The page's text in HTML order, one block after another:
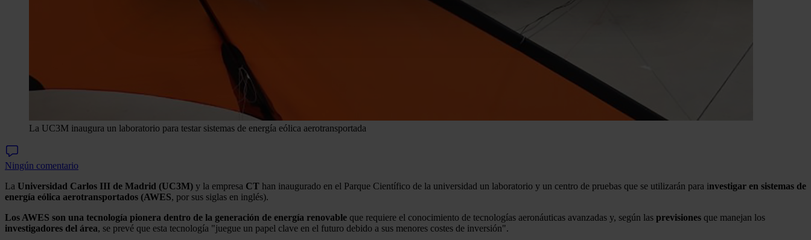
Las cookies de este sitio web se usan para personalizar el contenido y los anuncios, ofrecer funciones de redes sociales
y analizar el tráfico. Además, compartimos información sobre el uso que haga del sitio web con nuestros partners de
redes sociales, publicidad y análisis web, quienes pueden combinarla con otra información que les haya proporcionado o
que hayan recopilado a partir del uso que haya hecho de sus servicios.
La UC3M inaugura un laboratorio para testar sistemas de energía eólica aerotransportada
Ningún comentario
La Universidad Carlos III de Madrid (UC3M) y la empresa CT han inaugurado en el Parque Científico de la universidad un laboratorio y un centro de pruebas que se utilizarán para investigar en sistemas de
energía eólica aerotransportados (AWES, por sus siglas en inglés).
Los AWES son una tecnología pionera dentro de la generación de energía renovable que requiere el conocimiento de tecnologías aeronáuticas avanzadas y, según las previsiones que manejan los
investigadores del área, se prevé que esta tecnología "juegue un papel clave en el futuro debido a sus menores costes de inversión".